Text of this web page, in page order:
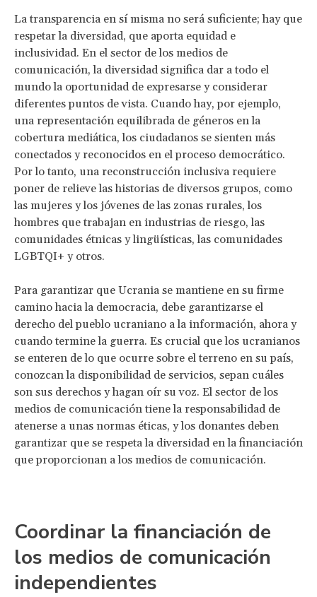
La transparencia en sí misma no será suficiente; hay que
respetar la diversidad, que aporta equidad e
inclusividad. En el sector de los medios de
comunicación, la diversidad significa dar a todo el
mundo la oportunidad de expresarse y considerar
diferentes puntos de vista. Cuando hay, por ejemplo,
una representación equilibrada de géneros en la
cobertura mediática, los ciudadanos se sienten más
conectados y reconocidos en el proceso democrático.
Por lo tanto, una reconstrucción inclusiva requiere
poner de relieve las historias de diversos grupos, como
las mujeres y los jóvenes de las zonas rurales, los
hombres que trabajan en industrias de riesgo, las
comunidades étnicas y lingüísticas, las comunidades
LGBTQI+ y otros.
Para garantizar que Ucrania se mantiene en su firme
camino hacia la democracia, debe garantizarse el
derecho del pueblo ucraniano a la información, ahora y
cuando termine la guerra. Es crucial que los ucranianos
se enteren de lo que ocurre sobre el terreno en su país,
conozcan la disponibilidad de servicios, sepan cuáles
son sus derechos y hagan oír su voz. El sector de los
medios de comunicación tiene la responsabilidad de
atenerse a unas normas éticas, y los donantes deben
garantizar que se respeta la diversidad en la financiación
que proporcionan a los medios de comunicación.
Coordinar la financiación de
los medios de comunicación
independientes